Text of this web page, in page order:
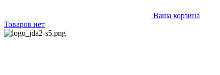
Ваша корзина
Товаров нет